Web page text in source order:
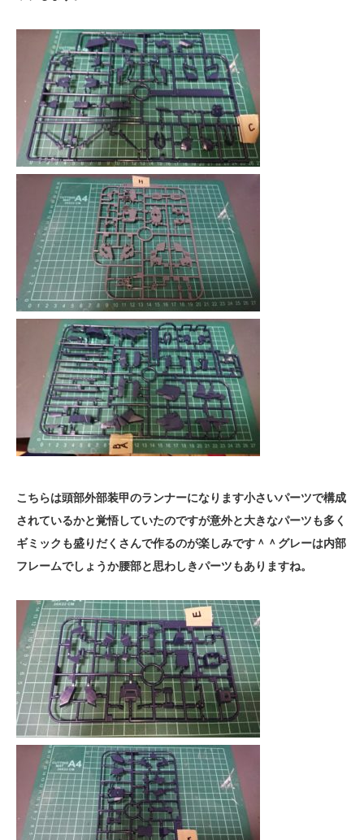
こちらは頭部外部装甲のランナーになります小さいパーツで構成
されているかと覚悟していたのですが意外と大きなパーツも多く
ギミックも盛りだくさんで作るのが楽しみです＾＾グレーは内部
フレームでしょうか腰部と思わしきパーツもありますね。